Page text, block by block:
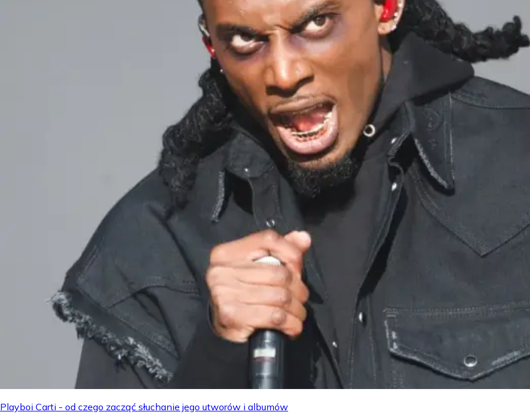
Playboi Carti - od czego zacząć słuchanie jego utworów i albumów